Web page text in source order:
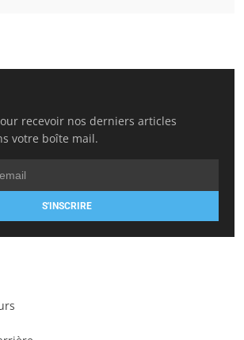
recevoir nos derniers articles
votre boîte mail.
S'INSCRIRE